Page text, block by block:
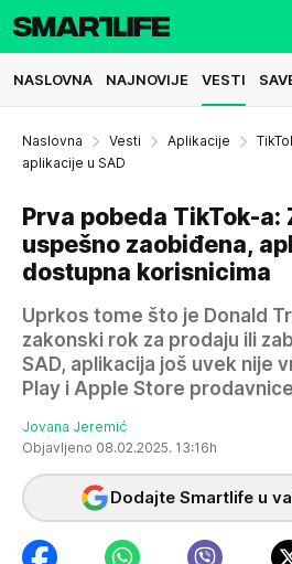
NASLOVNA NAJNOVIJE VESTI
Naslovna Vesti Aplikacije
aplikacije u SAD
Prva pobeda TikTok-a:
uspešno zaobiđena,
dostupna korisnicima
Uprkos tome što je Donald
zakonski rok za prodaju ili
SAD, aplikacija još uvek nije
Play i Apple Store prodavnice
Jovana Jeremić
Objavljeno 08.02.2025. 13:16h
Dodajte Smartlife u